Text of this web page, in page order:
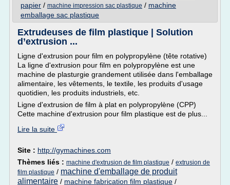
papier / machine impression sac plastique / machine
emballage sac plastique
Extrudeuses de film plastique | Solution
d’extrusion ...
Ligne d'extrusion pour film en polypropylène (tête rotative)
La ligne d'extrusion pour film en polypropylène est une
machine de plasturgie grandement utilisée dans l'emballage
alimentaire, les vêtements, le textile, les produits d'usage
quotidien, les produits industriels, etc.
Ligne d'extrusion de film à plat en polypropylène (CPP)
Cette machine d'extrusion pour film plastique est de plus...
Lire la suite
Site : http://gymachines.com
Thèmes liés : machine d'extrusion de film plastique / extrusion de
film plastique / machine d'emballage de produit
alimentaire / machine fabrication film plastique /